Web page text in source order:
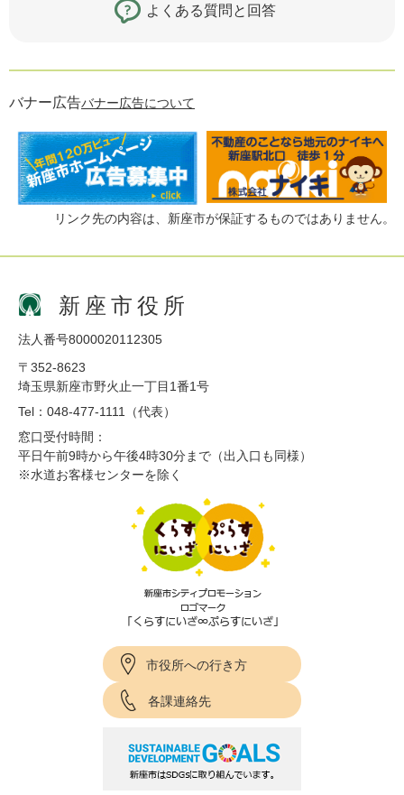
よくある質問と回答
バナー広告バナー広告について
リンク先の内容は、新座市が保証するものではありません。
新座市役所
法人番号8000020112305
〒352-8623
埼玉県新座市野火止一丁目1番1号
Tel：048-477-1111（代表）
窓口受付時間：
平日午前9時から午後4時30分まで（出入口も同様）
※水道お客様センターを除く
市役所への行き方
各課連絡先